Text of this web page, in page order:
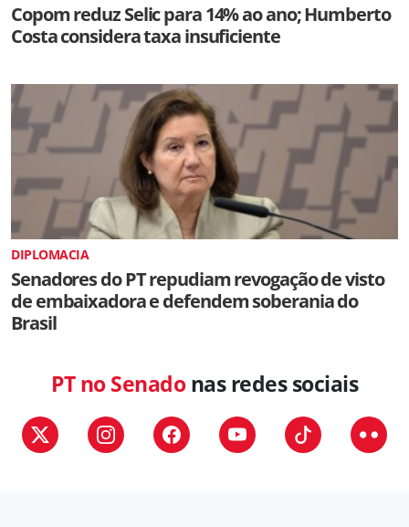
Copom reduz Selic para 14% ao ano; Humberto
Costa considera taxa insuficiente
DIPLOMACIA
Senadores do PT repudiam revogação de visto
de embaixadora e defendem soberania do
Brasil
PT no Senadonas redes sociais